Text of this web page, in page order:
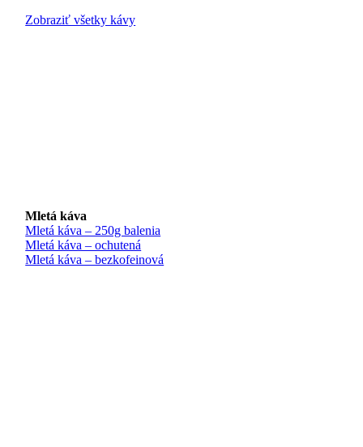
Zobraziť všetky kávy
Mletá káva
Mletá káva – 250g balenia
Mletá káva – ochutená
Mletá káva – bezkofeinová